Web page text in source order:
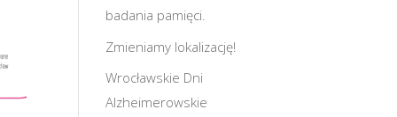
badania pamięci.
Zmieniamy lokalizację!
Wrocławskie Dni
Alzheimerowskie